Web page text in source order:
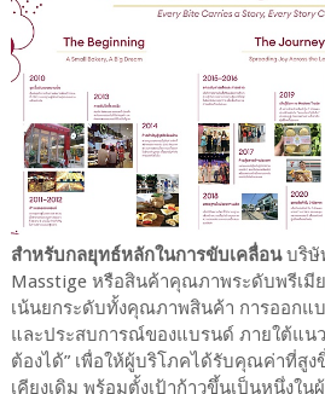
สำหรับกลยุทธ์หลักในการขับเคลื่อนบริษั
Masstige หรือสินค้าคุณภาพระดับพรีเมี
เน้นยกระดับทั้งคุณภาพสินค้า การออก
และประสบการณ์ของแบรนด์ ภายใต้แน
ต้องได้” เพื่อให้ผู้บริโภคได้รับคุณค่าที่สูง
เคียงเดิม พร้อมตั้งเป้าก้าวขึ้นเป็นหนึ่งใน